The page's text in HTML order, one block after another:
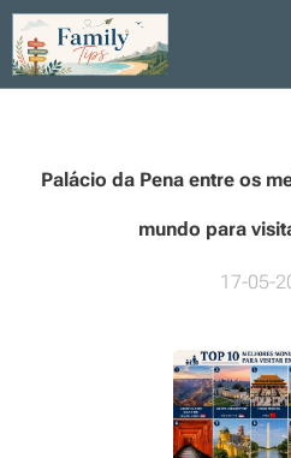
Palácio da Pena entre os
mundo para
17-05-